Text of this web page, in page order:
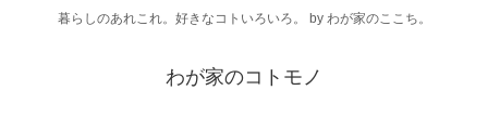
暮らしのあれこれ。好きなコトいろいろ。 by わが家のここち。
わが家のコトモノ